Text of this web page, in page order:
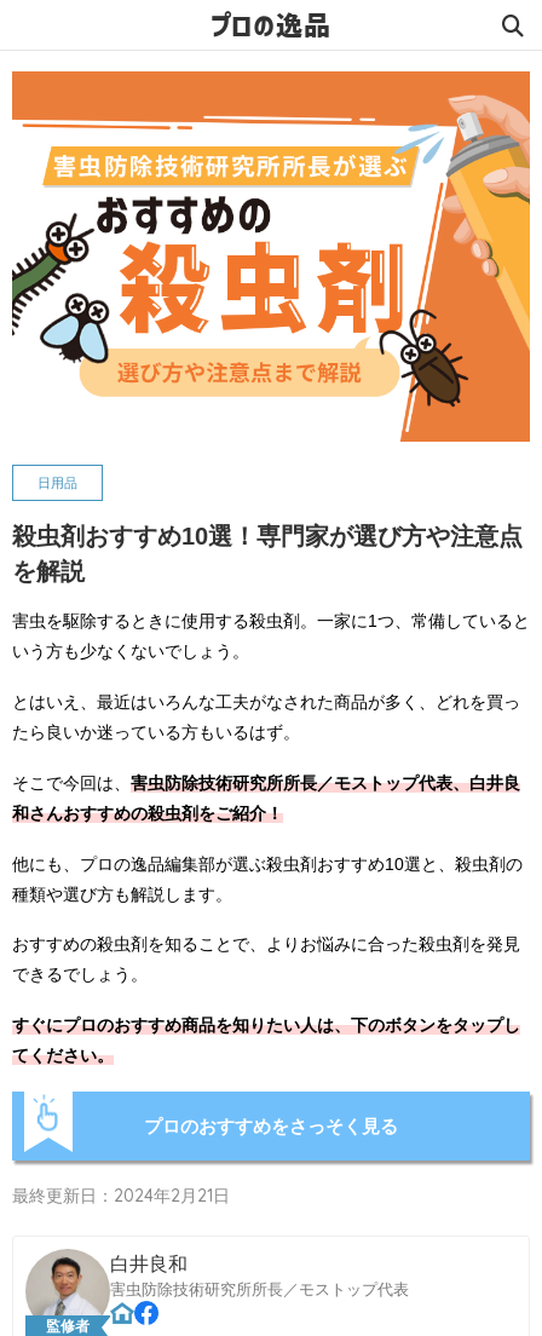
プロの逸品
日用品
殺虫剤おすすめ10選！専門家が選び方や注意点
を解説
害虫を駆除するときに使用する殺虫剤。一家に1つ、常備していると
いう方も少なくないでしょう。
とはいえ、最近はいろんな工夫がなされた商品が多く、どれを買っ
たら良いか迷っている方もいるはず。
そこで今回は、 害虫防除技術研究所所長／モストップ代表、白井良
和さんおすすめの殺虫剤をご紹介！
他にも、プロの逸品編集部が選ぶ殺虫剤おすすめ10選と、殺虫剤の
種類や選び方も解説します。
おすすめの殺虫剤を知ることで、よりお悩みに合った殺虫剤を発見
できるでしょう。
すぐにプロのおすすめ商品を知りたい人は、下のボタンをタップし
てください。
プロのおすすめをさっそく見る
最終更新日：2024年2月21日
監修者
白井良和
害虫防除技術研究所所長／モストップ代表